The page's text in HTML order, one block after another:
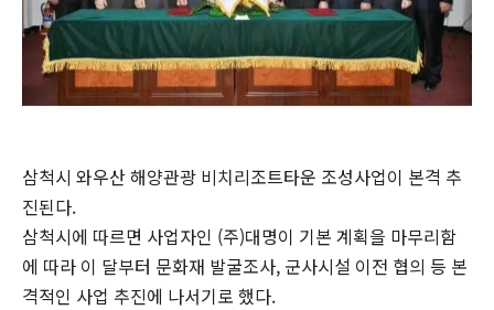
삼척시 와우산 해양관광 비치리조트타운 조성사업이 본격 추
진된다.
삼척시에 따르면 사업자인 (주)대명이 기본 계획을 마무리함
에 따라 이 달부터 문화재 발굴조사, 군사시설 이전 협의 등 본
격적인 사업 추진에 나서기로 했다.